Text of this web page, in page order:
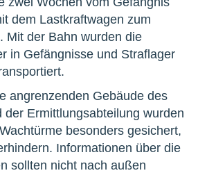
dem Lastkraftwagen zum
Mit der Bahn wurden die
in Gefängnisse und Straflager
angrenzenden Gebäude des
der Ermittlungsabteilung wurden
besonders gesichert,
Informationen über die
sollten nicht nach außen